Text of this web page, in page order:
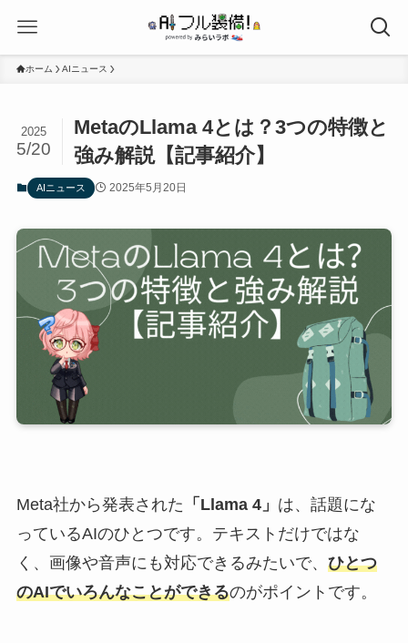
ホーム AIニュース
MetaのLlama 4とは？3つの特徴と
強み解説【記事紹介】
2025
5/20
AIニュース 2025年5月20日
Meta社から発表された 「Llama 4」 は、話題にな
っているAIのひとつです。テキストだけではな
く、画像や音声にも対応できるみたいで、 ひとつ
のAIでいろんなことができるのがポイントです。